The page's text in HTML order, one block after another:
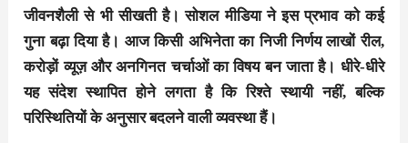
जीवनशैली से भी सीखती है। सोशल मीडिया ने इस प्रभाव को कई
गुना बढ़ा दिया है। आज किसी अभिनेता का निजी निर्णय लाखों रील,
करोड़ों व्यूज़ और अनगिनत चर्चाओं का विषय बन जाता है। धीरे-धीरे
यह संदेश स्थापित होने लगता है कि रिश्ते स्थायी नहीं, बल्कि
परिस्थितियों के अनुसार बदलने वाली व्यवस्था हैं।